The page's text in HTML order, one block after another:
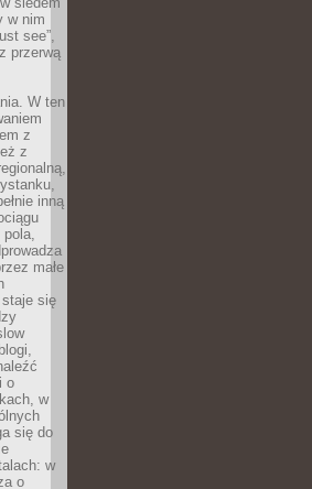
w nim
see”,
przerwą
W ten
z
z
inną
małe
się
o
w
się do
w
o